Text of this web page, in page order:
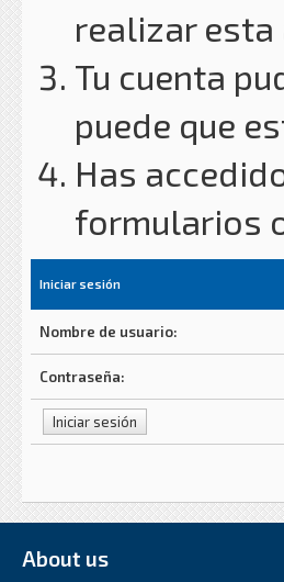
realizar esta
Tu cuenta
puede que
Has
formularios
Iniciar sesión
Nombre de usuario:
Contraseña:
About us